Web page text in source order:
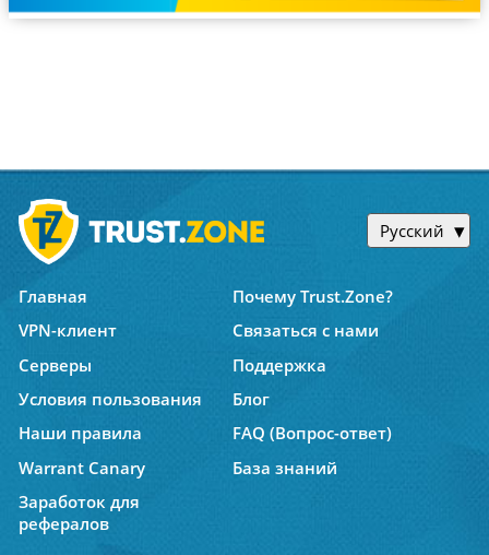
Русский
Главная
Почему Trust.Zone?
VPN-клиент
Связаться с нами
Серверы
Поддержка
Условия пользования
Блог
Наши правила
FAQ (Вопрос-ответ)
Warrant Canary
База знаний
Заработок для
рефералов